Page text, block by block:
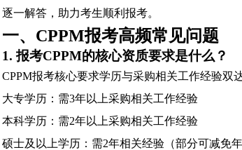
逐一解答，助力考生顺利报考。
一、CPPM报考高频常见问题
1. 报考CPPM的核心资质要求是什么？
CPPM报考核心要求学历与采购相关工作经验双
大专学历：需3年以上采购相关工作经验
本科学历：需2年以上采购相关工作经验
硕士及以上学历：需2年相关经验（部分可减免年